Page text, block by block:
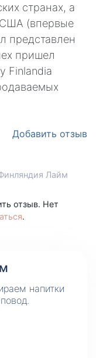
странах, а
США (впервые
представлен
пришел
Finlandia
Добавить отзыв
Лайм
отзыв. Нет
.
напитки